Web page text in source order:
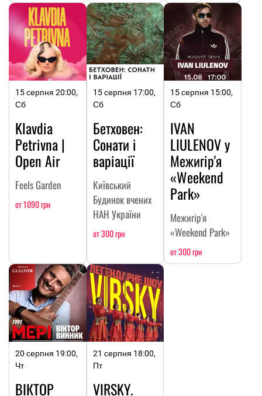
15 серпня 20:00,
Сб
Klavdia
Petrivna |
Open Air
Feels Garden
от 1090 грн
15 серпня 17:00,
Сб
Бетховен:
Сонати і
варіації
Київський
Будинок вчених
НАН України
от 300 грн
15 серпня 15:00,
Сб
IVAN
LIULENOV у
Межигір'я
«Weekend
Park»
Межигір'я
«Weekend Park»
от 300 грн
20 серпня 19:00,
Чт
ВІКТОР
21 серпня 18:00,
Пт
VIRSKY.